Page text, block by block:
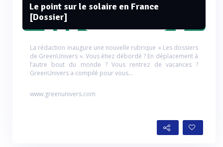
Le point sur le solaire en France
[Dossier]
La rédaction inaugure une nouvelle rubrique « Les dossiers
de GreenUnivers ». Vous étiez débordé ? En déplacement à
l’autre bout du monde ? Vous rentrez de vacances ?
GreenUnivers a compilé pour vous...
www.greenunivers.com